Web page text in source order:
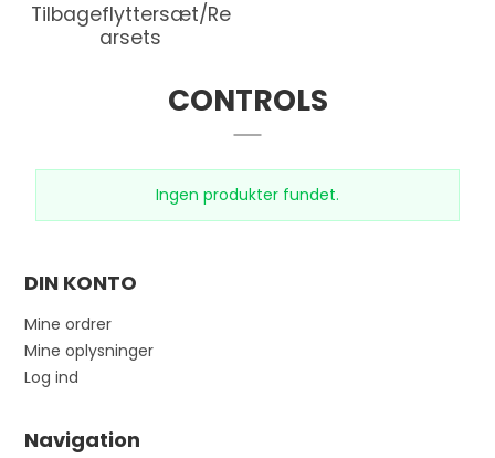
Tilbageflyttersæt/Re
arsets
CONTROLS
Ingen produkter fundet.
DIN KONTO
Mine ordrer
Mine oplysninger
Log ind
Navigation